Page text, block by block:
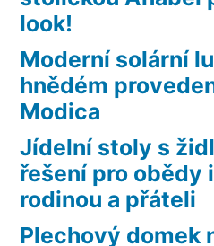
look!
Moderní solární
hnědém
Modica
Jídelní stoly s
řešení pro obědy
rodinou a přáteli
Plechový domek